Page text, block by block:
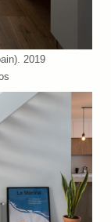
2019